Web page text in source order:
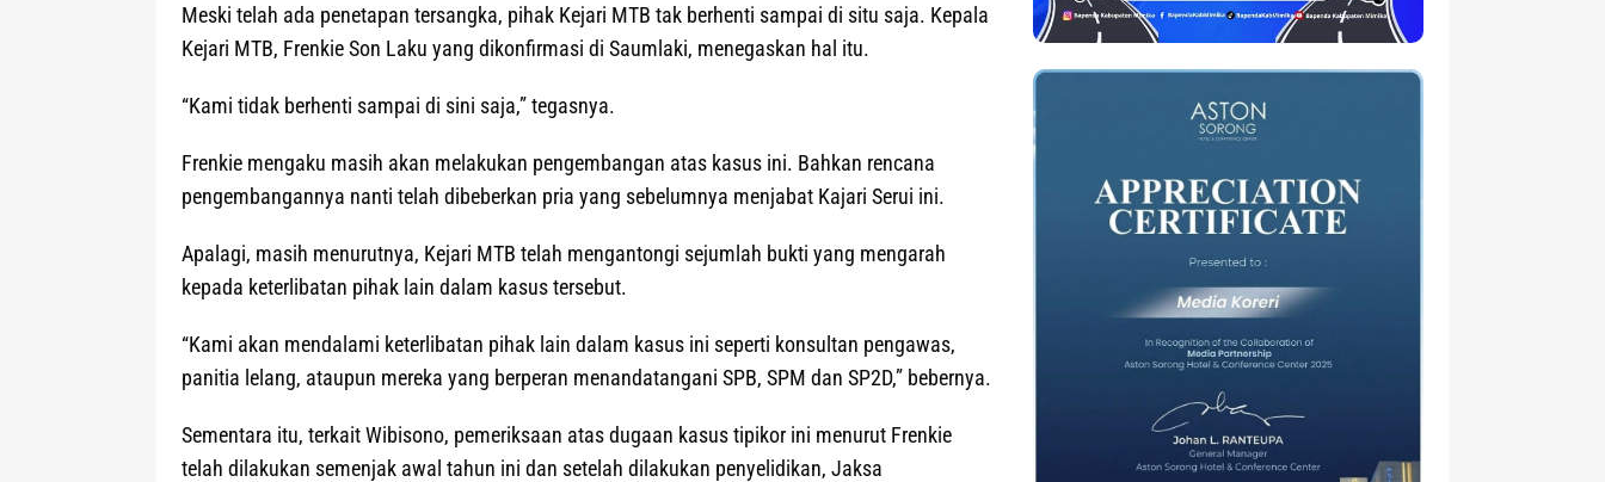
Meski telah ada penetapan tersangka, pihak Kejari MTB tak berhenti sampai di situ saja. Kepala
Kejari MTB, Frenkie Son Laku yang dikonfirmasi di Saumlaki, menegaskan hal itu.
“Kami tidak berhenti sampai di sini saja,” tegasnya.
Frenkie mengaku masih akan melakukan pengembangan atas kasus ini. Bahkan rencana
pengembangannya nanti telah dibeberkan pria yang sebelumnya menjabat Kajari Serui ini.
Apalagi, masih menurutnya, Kejari MTB telah mengantongi sejumlah bukti yang mengarah
kepada keterlibatan pihak lain dalam kasus tersebut.
“Kami akan mendalami keterlibatan pihak lain dalam kasus ini seperti konsultan pengawas,
panitia lelang, ataupun mereka yang berperan menandatangani SPB, SPM dan SP2D,” bebernya.
Sementara itu, terkait Wibisono, pemeriksaan atas dugaan kasus tipikor ini menurut Frenkie
telah dilakukan semenjak awal tahun ini dan setelah dilakukan penyelidikan, Jaksa